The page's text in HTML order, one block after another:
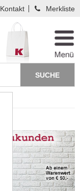
Kontakt Merkliste